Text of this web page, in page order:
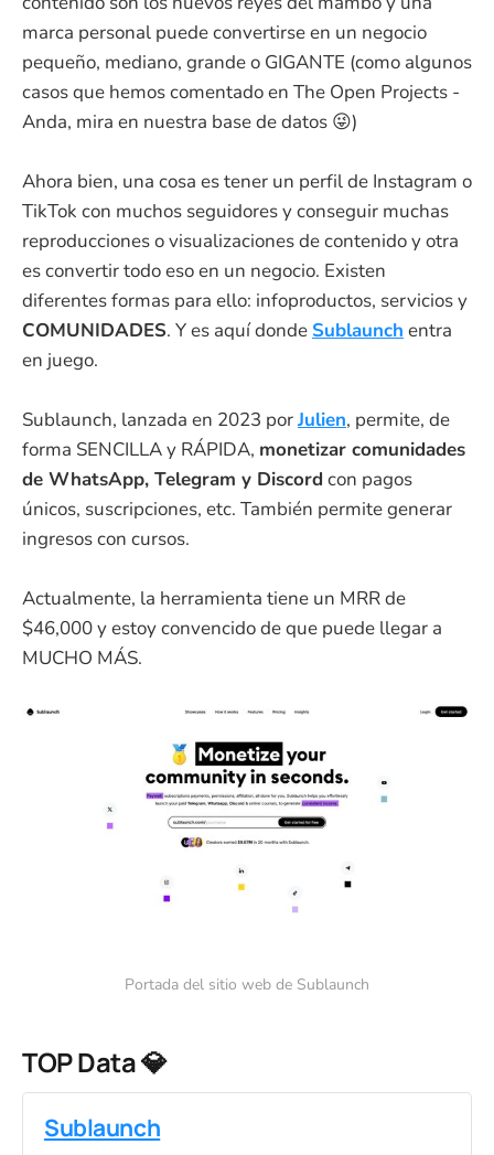
marca personal puede convertirse en un negocio
pequeño, mediano, grande o GIGANTE (como algunos
casos que hemos comentado en The Open Projects -
Anda, mira en nuestra base de datos 😜)
Ahora bien, una cosa es tener un perfil de Instagram o
TikTok con muchos seguidores y conseguir muchas
reproducciones o visualizaciones de contenido y otra
es convertir todo eso en un negocio. Existen
diferentes formas para ello: infoproductos, servicios y
COMUNIDADES. Y es aquí donde Sublaunch entra
en juego.
Sublaunch, lanzada en 2023 porJulien, permite, de
forma SENCILLA y RÁPIDA, monetizar comunidades
de WhatsApp, Telegram y Discord con pagos
únicos, suscripciones, etc. También permite generar
ingresos con cursos.
Actualmente, la herramienta tiene un MRR de
$46,000 y estoy convencido de que puede llegar a
MUCHO MÁS.
Portada del sitio web de Sublaunch
TOP Data 💎
Sublaunch